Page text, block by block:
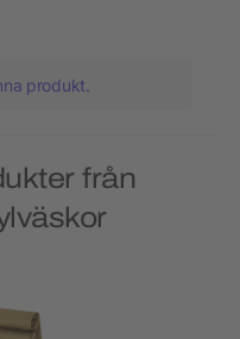
produkt.
från